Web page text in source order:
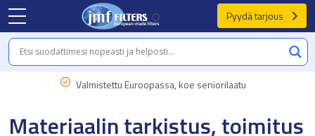
Pyydä tarjous
Valmistettu Euroopassa, koe seniorilaatu
Materiaalin tarkistus, toimitus